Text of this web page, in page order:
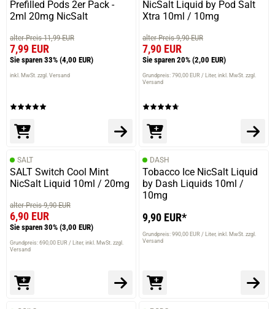
Prefilled Pods 2er Pack -
2ml 20mg NicSalt
alter Preis 11,99 EUR
7,99 EUR
Sie sparen 33% (4,00 EUR)
inkl. MwSt. zzgl. Versand
NicSalt Liquid by Pod Salt
Xtra 10ml / 10mg
alter Preis 9,90 EUR
7,90 EUR
Sie sparen 20% (2,00 EUR)
Grundpreis: 790,00 EUR / Liter inkl. MwSt. zzgl.
Versand
SALT
SALT Switch Cool Mint
NicSalt Liquid 10ml / 20mg
alter Preis 9,90 EUR
6,90 EUR
Sie sparen 30% (3,00 EUR)
Grundpreis: 690,00 EUR / Liter inkl. MwSt. zzgl.
Versand
DASH
Tobacco Ice NicSalt Liquid
by Dash Liquids 10ml /
10mg
9,90 EUR*
Grundpreis: 990,00 EUR / Liter inkl. MwSt. zzgl.
Versand